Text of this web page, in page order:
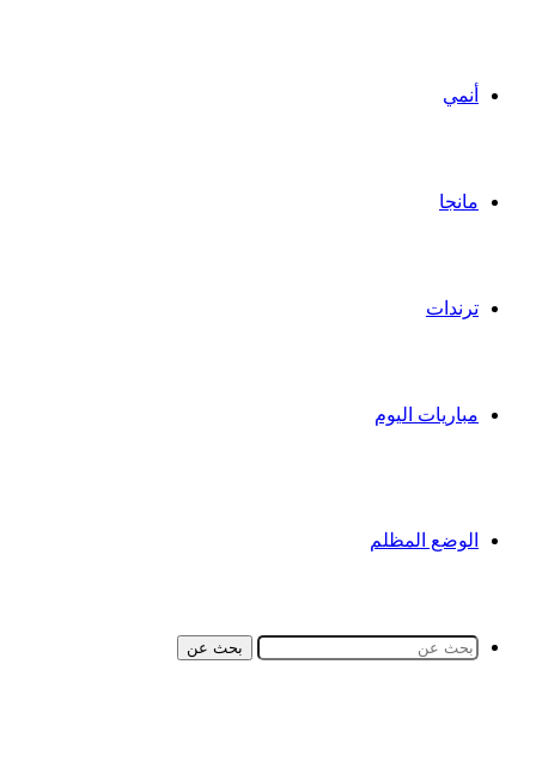
أنمي
مانجا
ترندات
مباريات اليوم
الوضع المظلم
بحث عن